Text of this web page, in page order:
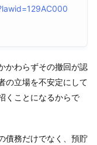
かわらずその撤回が認
の立場を不安定にして
くことになるからで
債務だけでなく、預貯